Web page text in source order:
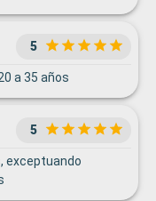
5
a 35 años
5
exceptuando